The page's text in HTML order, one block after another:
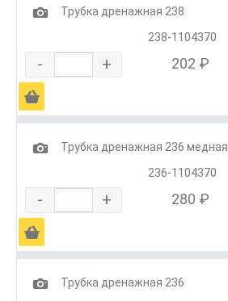
1
Трубка дренажная 238
238-1104370
- + 202 ₽
Ä
1
Трубка дренажная 236 медная
236-1104370
- + 280 ₽
Ä
1
Трубка дренажная 236